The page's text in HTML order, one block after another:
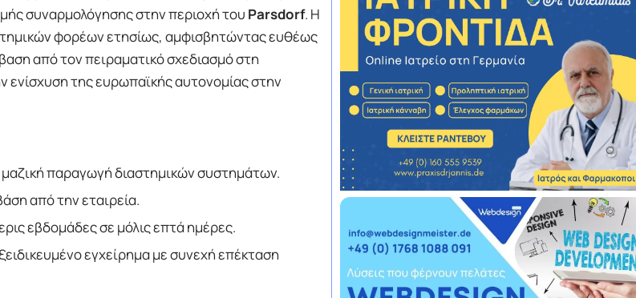
συναρμολόγησης στην περιοχή του Parsdorf. Η
φορέων ετησίως, αμφισβητώντας ευθέως
από τον πειραματικό σχεδιασμό στη
ενίσχυση της ευρωπαϊκής αυτονομίας στην
παραγωγή διαστημικών συστημάτων.
από την εταιρεία.
εβδομάδες σε μόλις επτά ημέρες.
εγχείρημα με συνεχή επέκταση